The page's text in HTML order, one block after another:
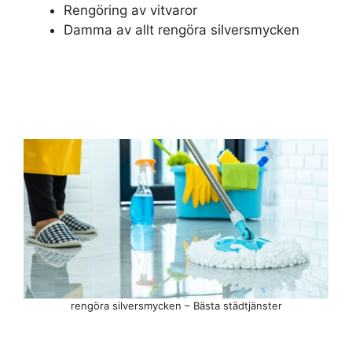
Rengöring av vitvaror
Damma av allt rengöra silversmycken
rengöra silversmycken – Bästa städtjänster